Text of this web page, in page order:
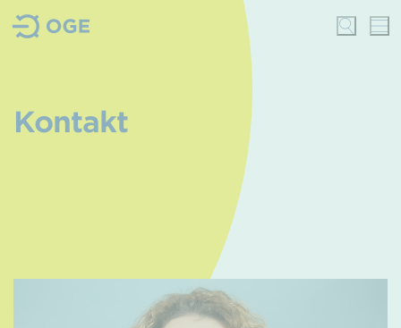
Kontakt